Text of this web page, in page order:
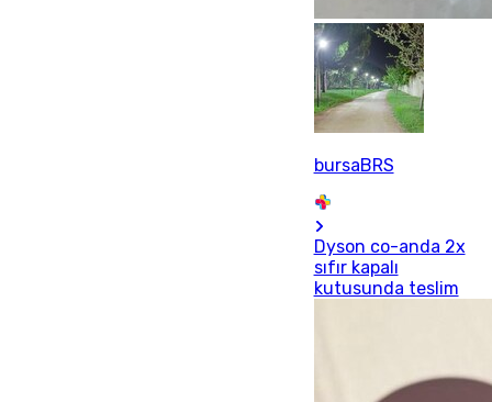
bursaBRS
Dyson co-anda 2x
sıfır kapalı
kutusunda teslim